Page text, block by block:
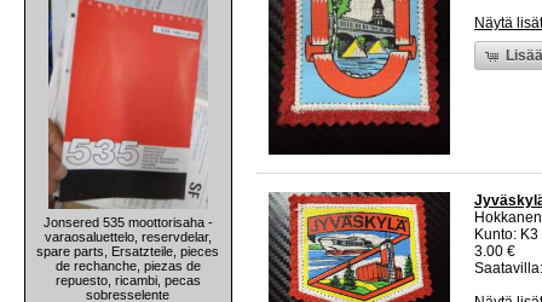
Jonsered 535 moottorisaha -
varaosaluettelo, reservdelar,
spare parts, Ersatzteile, pieces
de rechanche, piezas de
repuesto, ricambi, pecas
sobresselente
Näytä
Kunto:
3.00 €